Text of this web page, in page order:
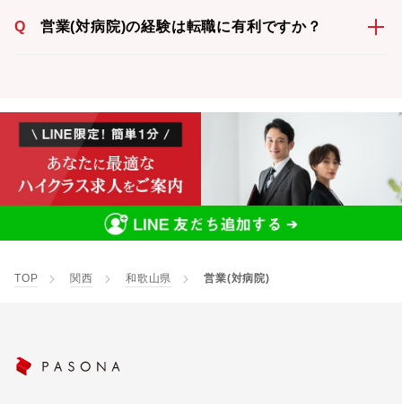
Q 営業(対病院)の経験は転職に有利ですか？
TOP 関西 和歌山県 営業(対病院)